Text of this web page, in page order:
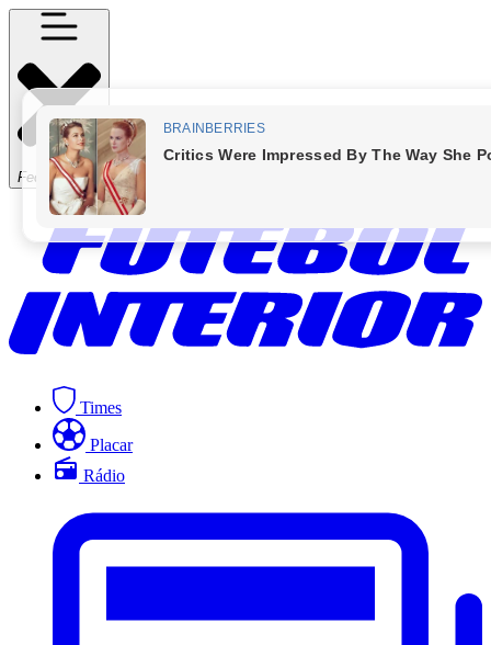
Fechar Menu
Times
Placar
Rádio